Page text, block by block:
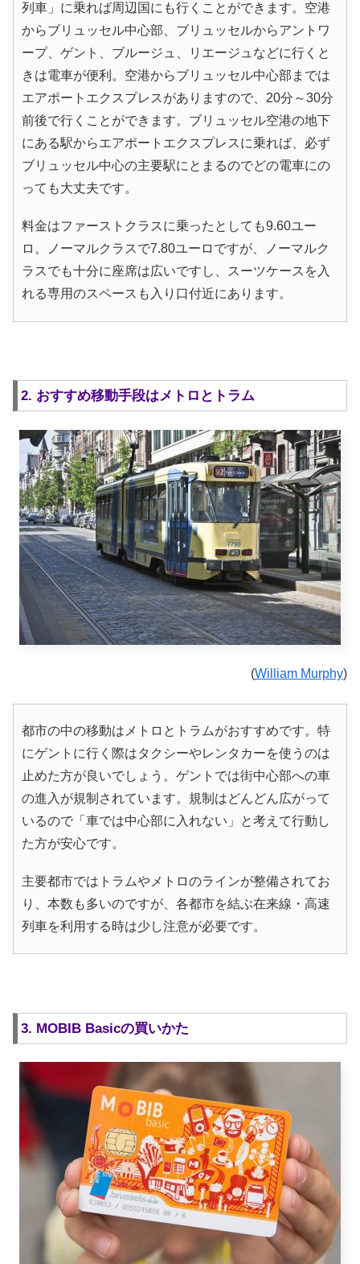
列車」に乗れば周辺国にも行くことができます。空港
からブリュッセル中心部、ブリュッセルからアントワ
ープ、ゲント、ブルージュ、リエージュなどに行くと
きは電車が便利。空港からブリュッセル中心部までは
エアポートエクスプレスがありますので、20分～30分
前後で行くことができます。ブリュッセル空港の地下
にある駅からエアポートエクスプレスに乗れば、必ず
ブリュッセル中心の主要駅にとまるのでどの電車にの
っても大丈夫です。
料金はファーストクラスに乗ったとしても9.60ユー
ロ。ノーマルクラスで7.80ユーロですが、ノーマルク
ラスでも十分に座席は広いですし、スーツケースを入
れる専用のスペースも入り口付近にあります。
2. おすすめ移動手段はメトロとトラム
(William Murphy)
都市の中の移動はメトロとトラムがおすすめです。特
にゲントに行く際はタクシーやレンタカーを使うのは
止めた方が良いでしょう。ゲントでは街中心部への車
の進入が規制されています。規制はどんどん広がって
いるので「車では中心部に入れない」と考えて行動し
た方が安心です。
主要都市ではトラムやメトロのラインが整備されてお
り、本数も多いのですが、各都市を結ぶ在来線・高速
列車を利用する時は少し注意が必要です。
3. MOBIB Basicの買いかた